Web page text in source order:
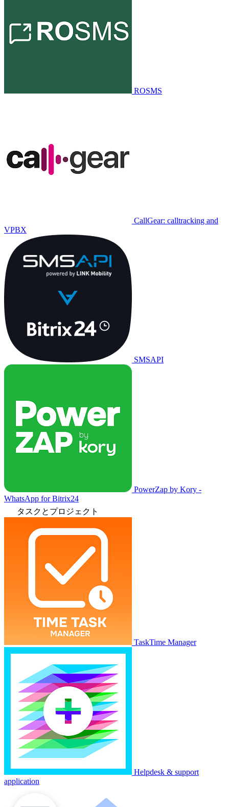
ROSMS
CallGear: calltracking and
VPBX
SMSAPI
PowerZap by Kory -
WhatsApp for Bitrix24
タスクとプロジェクト
TaskTime Manager
Helpdesk & support
application